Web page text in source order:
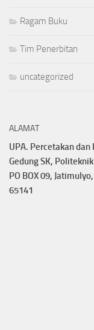
Ragam Buku
Tim Penerbitan
uncategorized
ALAMAT
UPA. Percetakan
Gedung SK,
PO BOX 09,
65141